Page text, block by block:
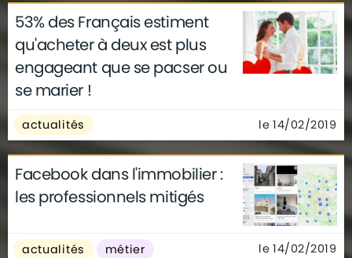
actualités architecture
archives
conseils
déco finance
gouvernement
infographie
insolite
métier
technologie
53% des Français estiment
qu'acheter à deux est plus
engageant que se pacser ou
se marier !
actualités le 14/02/2019
Facebook dans l'immobilier :
les professionnels mitigés
actualités métier le 14/02/2019